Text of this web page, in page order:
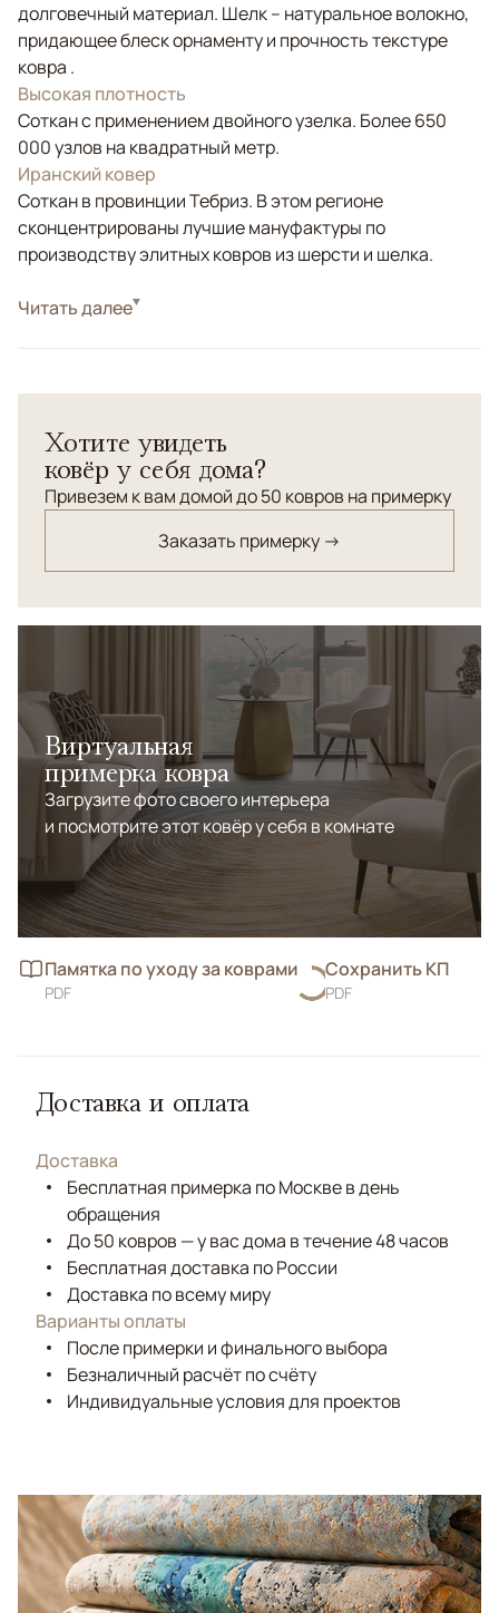
долговечный материал. Шелк – натуральное волокно,
придающее блеск орнаменту и прочность текстуре
ковра .
Высокая плотность
Соткан с применением двойного узелка. Более 650
000 узлов на квадратный метр.
Иранский ковер
Соткан в провинции Тебриз. В этом регионе
сконцентрированы лучшие мануфактуры по
производству элитных ковров из шерсти и шелка.
СтильКлассические
превосходном исполнении. Шерсть и шелк высшей
Читать далее
Хотите увидеть
ковёр у себя дома?
Привезем к вам домой до 50 ковров на примерку
Заказать примерку →
Виртуальная
примерка ковра
Загрузите фото своего интерьера
и посмотрите этот ковёр у себя в комнате
Памятка по уходу за коврами
PDF
Сохранить КП
PDF
Доставка и оплата
Доставка
Бесплатная примерка по Москве в день
обращения
До 50 ковров — у вас дома в течение 48 часов
Бесплатная доставка по России
Доставка по всему миру
Варианты оплаты
После примерки и финального выбора
Безналичный расчёт по счёту
Индивидуальные условия для проектов